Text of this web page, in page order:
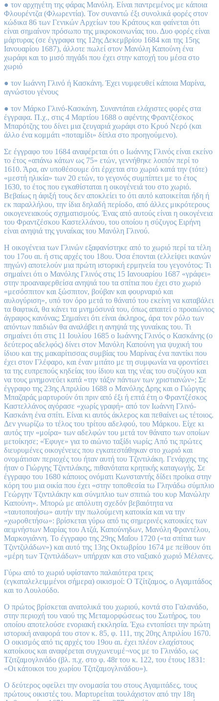
● τον αρχηγέτη της φάρας Μανόλη. Είναι παντρεμένος με κάποια
Φλουρέντζα (Φλωρεντία). Τον συναντώ έξι συνολικά φορές στον
κώδικα 86 των Γενικών Αρχείων του Κράτους και φαίνεται ότι
είναι σημαίνον πρόσωπο της μικροκοινωνίας του. Δυο φορές είναι
μάρτυρας (σε έγγραφα της 12ης Δεκεμβρίου 1684 και της 15ης
Ιανουαρίου 1687), άλλοτε πωλεί στον Μανόλη Καπούνη ένα
χωράφι και το μισό πηγάδι που έχει στην κατοχή του μέσα στο
χωριό
● τον Ιωάννη Γλινό ή Κασκάνη. Έχει νυμφευθεί κάποια Μαρίνα,
αγνώστου γένους
● τον Μάρκο Γλινό-Κασκάνη. Συναντάται ελάχιστες φορές στα
έγγραφα. Π.χ., στις 4 Μαρτίου 1688 ο αφέντης Φραντζέσκος
Μπαρότζης του δίνει μια ζευγαριά χωράφι στο Κρυό Νερό (και
άλλο ένα κομμάτι «ποταμίδι» δίπλα στο προηγούμενο).
Σε έγγραφο του 1684 αναφέρεται ότι ο Ιωάννης Γλινός είναι εκείνο
το έτος «απάνω κάτων ως 75» ετών, γεννήθηκε λοιπόν περί το
1610. Άρα, αν υποθέσουμε ότι έρχεται στο χωριό κατά την (τότε)
«μεστή ηλικία» των 20 ετών, το γεγονός συμπίπτει με το έτος
1630, το έτος που εγκαθίσταται η οικογένειά του στο χωριό.
Βεβαίως η άφιξή τους δεν αποκλείει το ότι αυτό κατοικείται ήδη ή
εκ παραλλήλου, την ίδια δηλαδή περίοδο, από άλλες μικρότερους
οικογενειακούς σχηματισμούς. Ένας από αυτούς είναι η οικογένεια
του Φραντζέσκου Καστελλάνου, του οποίου η σύζυγος Ειρήνη
είναι ανηψιά της γυναίκας του Μανόλη Γλινού.
Η οικογένεια των Γλινών εξαφανίστηκε από το χωριό περί τα τέλη
του 17ου αι. ή στις αρχές του 18ου. Όσα έπονται (ελλείψει ικανών
πηγών) αποτελούν μια πρώτη ιστορική ερμηνεία του γεγονότος: Τι
σημαίνει ότι ο Μανόλης Γλινός στις 15 Ιανουαρίου 1687 «γράφει»
στην προαναφερθείσα ανηψιά του τα σπίτια που έχει στο χωριό
«μεσόσπιτον και ξώσπιτον, βούβαν και φουρναριό και
αυλογύριση», υπό τον όρο μετά το θάνατό του εκείνη να καταβάλει
τα θαφτικά, θα κάνει τα μνημόσυνά του, όπως απαιτεί ο προαιώνιος
άγραφος κανόνας; Σημαίνει ότι είναι άκληρος, άρα τον ρόλο των
απόντων παιδιών θα αναλάβει η ανηψιά της γυναίκας του. Τι
σημαίνει ότι στις 11 Ιουλίου 1685 ο Ιωάννης Γλινός ο Κασκάνης (ο
δεύτερος αδελφός) δίνει στον Μανόλη Καπούνη για ψυχική του
ίδιου και της μακαρίτισσας συμβίας του Μαρίνας ένα παντίκι που
έχει στον Γλέφαρο, και έναν μιτάτο με τη συμφωνία να φροντίσει
τα της ευπρεπούς κηδείας του ίδιου και της νέας του συζύγου και
να τους μνημονεύει κατά «την τάξιν πάντων των χριστιανών»; Σε
έγγραφο της 23ης Απριλίου 1688 ο Μανόλης Δρης και ο Γιώργης
Μπαζαράς μαρτυρούν ότι πριν από έξι ή επτά έτη ο Φραντζέσκος
Καστελλάνος αγόρασε «χωρίς γραφή» από τον Ιωάννη Γλινό-
Κασκάνη ένα σπίτι. Είναι κι αυτός άκλερος και πεθαίνει ως τέτοιος.
Δεν γνωρίζω το τέλος του τρίτου αδελφού, του Μάρκου. Είχε κι
αυτός την «μοίρα» των αδελφών του μετά τον θάνατο των οποίων
μετοίκησε; «Έφυγε» για το αιώνιο ταξίδι νωρίς; Από τις πρώτες
διευρυμένες οικογένειες που εγκατεστάθηκαν στο χωριό και
ονομάτισαν περιοχές του ήταν αυτή του Τζιντιλάκη. Γενάρχης της
ήταν ο Γιώργης Τζιντιλάκης, πιθανότατα κρητικής καταγωγής. Σε
έγγραφο του 1680 κάποιος ονόματι Κωνσταντής δίδει προίκα στην
κόρη του μια οικία που έχει «στην τοποθεσία τω Γληνάδω σύμπλιο
Γεώργην Τζιντιλάκην και σύνμπλιο των σπιτιώ του κυρ Μανώλην
Καπούνη». Μπορώ με απόλυτη σχεδόν βεβαιότητα να
«ταυτοποιήσω» αυτήν την πωλούμενη κατοικία και να την
«χωροθετήσω»: βρίσκεται γύρω από τις σημερινές κατοικίες των
αειμνήστων Μαρίας του Ατζά, Καπούνηδων, Μανόλη Φραντέλου,
Μαρκογιάννη. Το έγγραφο της 29ης Μαΐου 1720 («τα σπίτια των
Τζιντζιλάδων») και αυτό της 13ης Οκτωβρίου 1674 με πείθουν ότι
«μέρη των Τζιντιλάδων» υπήρχαν και στο ναξιακό χωριό Μέλανες.
Γύρω από το χωριό υφίσταντο παλαιότερα τρεις
(εγκαταλελειμμένοι σήμερα) οικισμοί: Ο Τζίτζαμος, ο Αγαμιτάδος
και το Λουλούδο.
Ο πρώτος βρίσκεται ανατολικά του χωριού, κοντά στο Γαλανάδο,
στην περιοχή του ναού της Μεταμορφώσεως του Σωτήρος, του
οποίου αποτελούσε ενοριακή εκκλησία. Έχω εντοπίσει την πρώτη
ιστορική αναφορά του στον κ. 85, φ. 111, της 20ης Απριλίου 1670.
Ο οικισμός από τις αρχές του 19ου αι. έχει πλέον ελαχίστους
κατοίκους και αναφέρεται συγχωνευμέ¬νος με το Γλινάδο, ως
Τζιτζαμογλινάδο (βλ. π.χ. στο φ. 48r του κ. 122, του έτους 1831:
«Οι κάτοικοι του χωρίου Τζιτζαμογλινάδου»).
Ο δεύτερος οφείλει την ονομασία του στους Αγαμιτάδες, τους
πρώτους οικιστές του. Μαρτυρείται τουλάχιστον από την 18η